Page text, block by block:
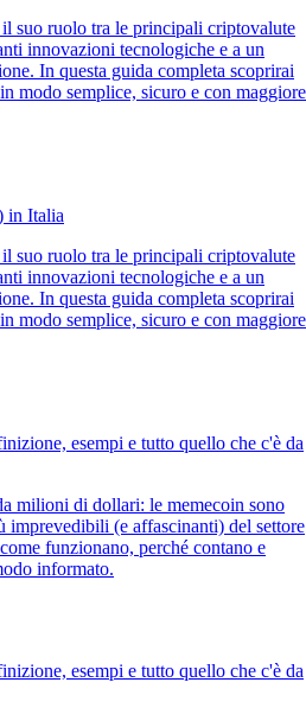
suo ruolo tra le principali criptovalute
innovazioni tecnologiche e a un
In questa guida completa scoprirai
modo semplice, sicuro e con maggiore
in Italia
suo ruolo tra le principali criptovalute
innovazioni tecnologiche e a un
In questa guida completa scoprirai
modo semplice, sicuro e con maggiore
esempi e tutto quello che c'è da
milioni di dollari: le memecoin sono
imprevedibili (e affascinanti) del settore
funzionano, perché contano e
informato.
esempi e tutto quello che c'è da